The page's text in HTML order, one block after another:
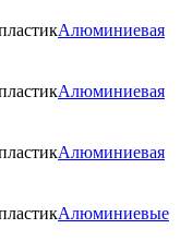
Алюминиевая
Алюминиевая
Алюминиевая
Алюминиевые